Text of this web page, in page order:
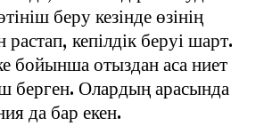
беру кезінде өзінің
растап, кепілдік беруі шарт.
бойынша отыздан аса ниет
берген. Олардың арасында
да бар екен.